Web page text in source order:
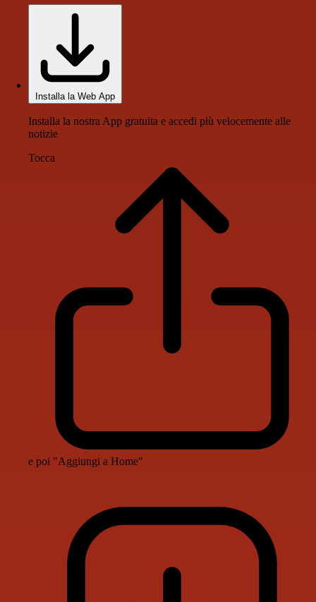
Installa la Web App
Installa la nostra App gratuita e accedi più velocemente alle
notizie
Tocca
e poi "Aggiungi a Home"